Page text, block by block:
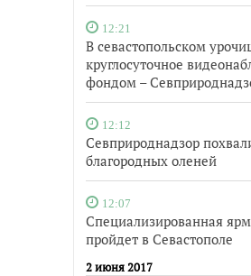
12:21
В севастопольском
круглосуточное
фондом –
12:12
Севприроднадзор
благородных оленей
12:07
Специализированная
пройдет в Севастополе
2 июня 2017